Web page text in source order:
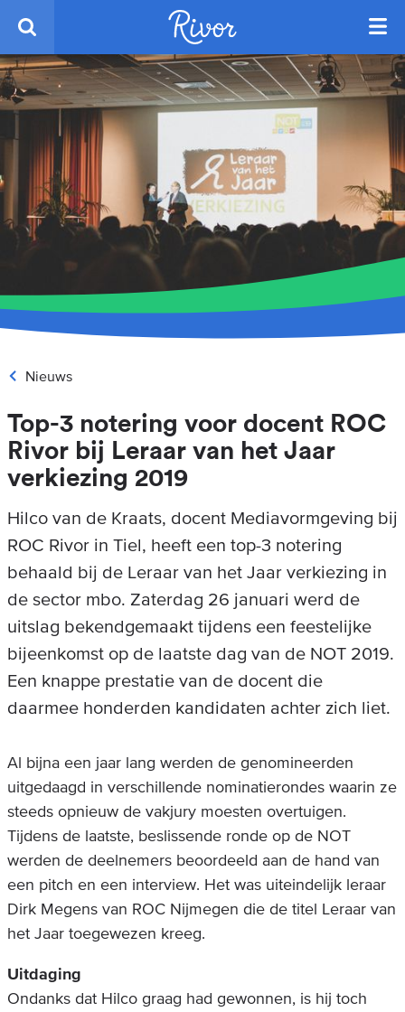
Nieuws
Top-3 notering voor docent ROC
Rivor bij Leraar van het Jaar
verkiezing 2019
Hilco van de Kraats, docent Mediavormgeving bij
ROC Rivor in Tiel, heeft een top-3 notering
behaald bij de Leraar van het Jaar verkiezing in
de sector mbo. Zaterdag 26 januari werd de
uitslag bekendgemaakt tijdens een feestelijke
bijeenkomst op de laatste dag van de NOT 2019.
Een knappe prestatie van de docent die
daarmee honderden kandidaten achter zich liet.
Al bijna een jaar lang werden de genomineerden
uitgedaagd in verschillende nominatierondes waarin ze
steeds opnieuw de vakjury moesten overtuigen.
Tijdens de laatste, beslissende ronde op de NOT
werden de deelnemers beoordeeld aan de hand van
een pitch en een interview. Het was uiteindelijk leraar
Dirk Megens van ROC Nijmegen die de titel Leraar van
het Jaar toegewezen kreeg.
Uitdaging
Ondanks dat Hilco graag had gewonnen, is hij toch